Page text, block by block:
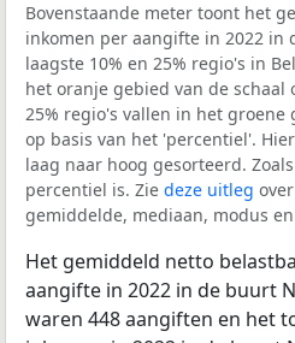
Bovenstaande meter toont het
inkomen per aangifte in 2022 in
laagste 10% en 25% regio's in
het oranje gebied van de schaal
25% regio's vallen in het groene
op basis van het 'percentiel'.
laag naar hoog gesorteerd.
percentiel is. Zie deze uitleg
gemiddelde, mediaan, modus
Het gemiddeld netto
aangifte in 2022 in de buurt
waren 448 aangiften en het